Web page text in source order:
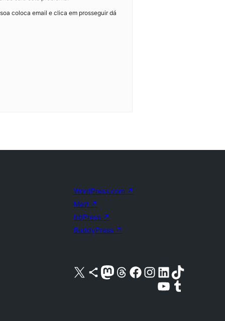
coloca email e clica em prosseguir dá
WordPress.com ↗
Matt ↗
bbPress ↗
BuddyPress ↗
Acessar nossa conta do X (antigo Twitter)
Acessar nossa conta do Bluesky
Acessar nossa conta do Mastodon
Acessar nossa conta do Threads
Acessar nossa página do Facebook
Acessar nossa conta do Instagram
Acessar nossa conta do LinkedIn
Acessar nossa conta do TikTok
Acessar nosso canal do YouTube
Acessar nossa conta no Tumblr